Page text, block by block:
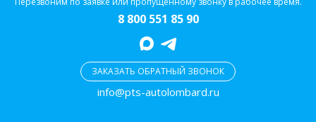
8 800 551 85 90
ЗАКАЗАТЬ ОБРАТНЫЙ ЗВОНОК
info@pts-autolombard.ru